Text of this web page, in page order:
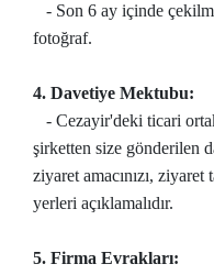
- Son 6 ay içinde
fotoğraf.
4. Davetiye Mektubu:
- Cezayir'deki ticari
şirketten size gönderilen
ziyaret amacınızı,
yerleri açıklamalıdır.
5. Firma Evrakları: